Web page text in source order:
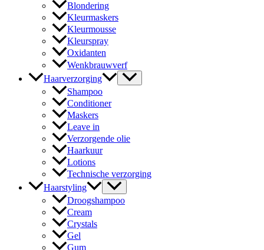
Blondering
Kleurmaskers
Kleurmousse
Kleurspray
Oxidanten
Wenkbrauwverf
Haarverzorging
Shampoo
Conditioner
Maskers
Leave in
Verzorgende olie
Haarkuur
Lotions
Technische verzorging
Haarstyling
Droogshampoo
Cream
Crystals
Gel
Gum